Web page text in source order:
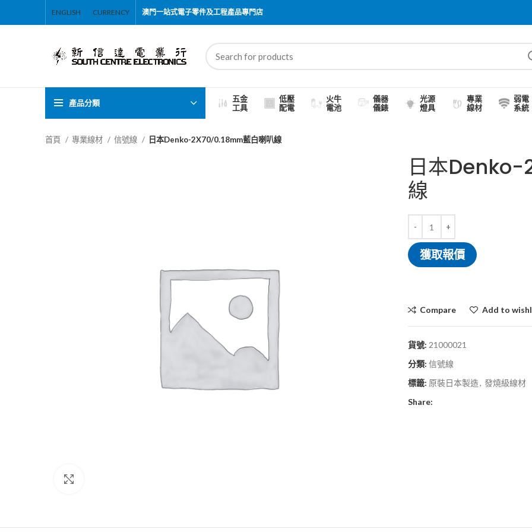
ENGLISH CURRENCY 澳門一站式電子零件及工程產品專門店
產品分類
五金
工具
低壓
配電
火牛
電池
儀器
儀錶
光源
燈具
專業
線材
弱電
系統
首頁 專業線材 信號線 日本Denko-2X70/0.18mm藍白喇叭線
日本Denko-
線
獲取報價
Compare Add to
貨號: 21000021
分類: 信號線
標籤: 原裝日本製造, 發燒級線材
Share: